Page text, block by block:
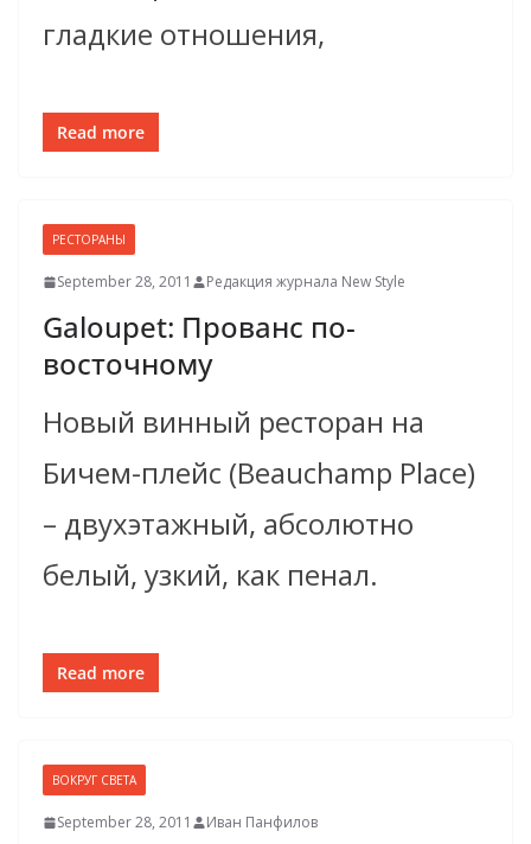
гладкие отношения,
Read more
РЕСТОРАНЫ
September 28, 2011 Редакция журнала New Style
Galoupet: Прованс по-
восточному
Новый винный ресторан на
Бичем-плейс (Beauchamp Place)
– двухэтажный, абсолютно
белый, узкий, как пенал.
Read more
ВОКРУГ СВЕТА
September 28, 2011 Иван Панфилов